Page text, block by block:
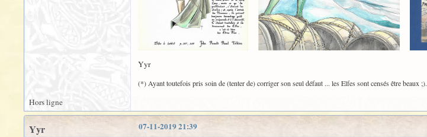
Yyr
(*) Ayant toutefois pris soin de (tenter de) corriger son seul défaut ... les Elfes sont censés être beaux ;).
Hors ligne
07-11-2019 21:39
Yyr